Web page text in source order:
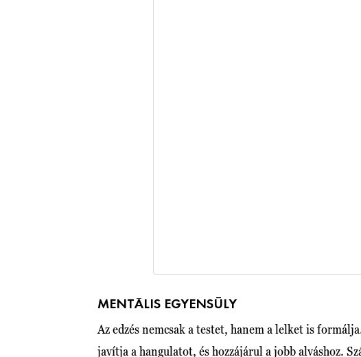
MENTÁLIS EGYENSÚLY
Az edzés nemcsak a testet, hanem a lelket is
javítja a hangulatot, és hozzájárul a jobb alváshoz.